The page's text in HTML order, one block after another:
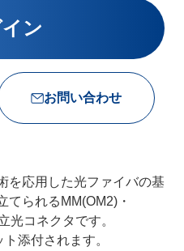
お問い合わせ
を応用した光ファイバの基
てられるMM(OM2)・
光コネクタです。
添付されます。